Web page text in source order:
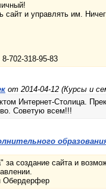
сайт и управлять им.
702-318-95-83
от 2014-04-12 (Курсы и
Интернет-Столица.
Советую всем!!!
за создание сайта и
Обердерфер